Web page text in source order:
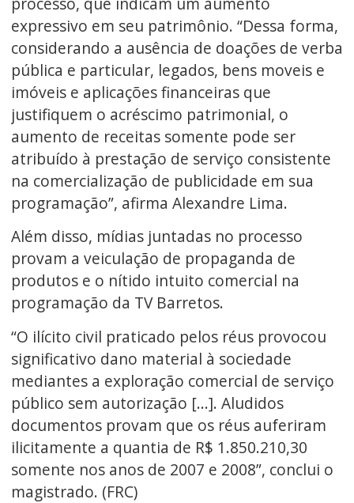
expressivo em seu patrimônio. “Dessa forma,
considerando a ausência de doações de verba
pública e particular, legados, bens moveis e
imóveis e aplicações financeiras que
justifiquem o acréscimo patrimonial, o
aumento de receitas somente pode ser
atribuído à prestação de serviço consistente
na comercialização de publicidade em sua
programação”, afirma Alexandre Lima.
Além disso, mídias juntadas no processo
provam a veiculação de propaganda de
produtos e o nítido intuito comercial na
programação da TV Barretos.
“O ilícito civil praticado pelos réus provocou
significativo dano material à sociedade
mediantes a exploração comercial de serviço
público sem autorização [...]. Aludidos
documentos provam que os réus auferiram
ilicitamente a quantia de R$ 1.850.210,30
somente nos anos de 2007 e 2008”, conclui o
magistrado. (FRC)